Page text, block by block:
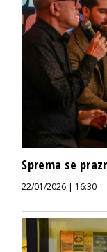
Sprema se
22/01/2026 | 16:30